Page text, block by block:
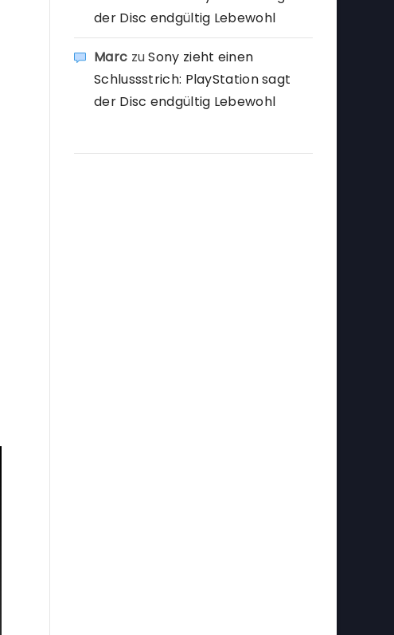
der Disc endgültig Lebewohl
Marc zuSony zieht einen
Schlussstrich: PlayStation sagt
der Disc endgültig Lebewohl